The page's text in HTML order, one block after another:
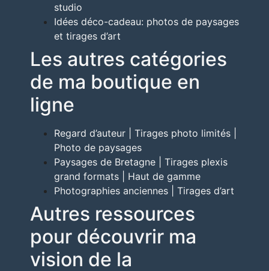
studio
Idées déco-cadeau: photos de paysages
et tirages d’art
Les autres catégories
de ma boutique en
ligne
Regard d’auteur | Tirages photo limités |
Photo de paysages
Paysages de Bretagne | Tirages plexis
grand formats | Haut de gamme
Photographies anciennes | Tirages d’art
Autres ressources
pour découvrir ma
vision de la